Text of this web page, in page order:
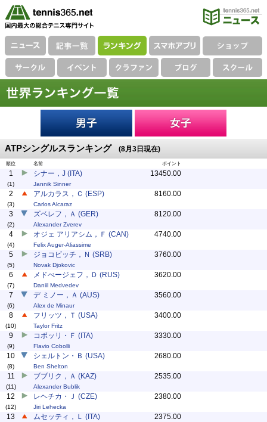
ATPシングルスランキング (8月3日現在)
順位 名前 ポイント
1
(1)
シナー，J (ITA)
Jannik Sinner
13450.00
2
(3)
アルカラス，Ｃ (ESP)
Carlos Alcaraz
8160.00
3
(2)
ズベレフ，Ａ (GER)
Alexander Zverev
8120.00
4
(4)
オジェ アリアシム，Ｆ (CAN)
Felix Auger-Aliassime
4740.00
5
(5)
ジョコビッチ，Ｎ (SRB)
Novak Djokovic
3760.00
6
(7)
メドべージェフ，Ｄ (RUS)
Daniil Medvedev
3620.00
7
(6)
デ ミノー，Ａ (AUS)
Alex de Minaur
3560.00
8
(10)
フリッツ，Ｔ (USA)
Taylor Fritz
3400.00
9
(9)
コボッリ・Ｆ (ITA)
Flavio Cobolli
3330.00
10
(8)
シェルトン・Ｂ (USA)
Ben Shelton
2680.00
11
(11)
ブブリク，Ａ (KAZ)
Alexander Bublik
2535.00
12
(12)
レヘチカ・Ｊ (CZE)
Jiri Lehecka
2380.00
13 ムセッティ，Ｌ (ITA) 2375.00